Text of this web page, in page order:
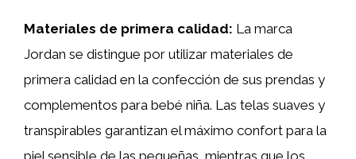
Materiales de primera calidad: La marca
Jordan se distingue por utilizar materiales de
primera calidad en la confección de sus prendas y
complementos para bebé niña. Las telas suaves y
transpirables garantizan el máximo confort para la
piel sensible de las pequeñas, mientras que los